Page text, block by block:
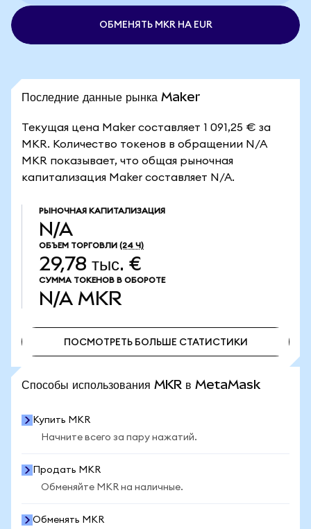
ОБМЕНЯТЬ MKR НА EUR
Последние данные рынка Maker
Текущая цена Maker составляет 1 091,25 € за
MKR. Количество токенов в обращении N/A
MKR показывает, что общая рыночная
капитализация Maker составляет N/A.
РЫНОЧНАЯ КАПИТАЛИЗАЦИЯ
N/A
ОБЪЕМ ТОРГОВЛИ (24 Ч)
29,78 тыс. €
СУММА ТОКЕНОВ В ОБОРОТЕ
N/A MKR
ПОСМОТРЕТЬ БОЛЬШЕ СТАТИСТИКИ
Способы использования MKR в MetaMask
Купить MKR
Начните всего за пару нажатий.
Продать MKR
Обменяйте MKR на наличные.
Обменять MKR